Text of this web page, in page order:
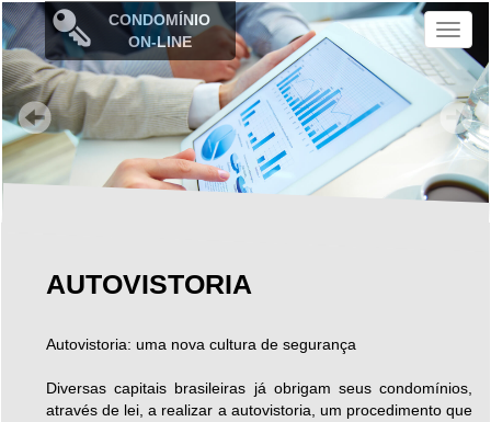
CONDOMÍNIO
ON-LINE
M
e
u
AUTOVISTORIA
Autovistoria: uma nova cultura de segurança
Diversas capitais brasileiras já obrigam seus condomínios,
através de lei, a realizar a autovistoria, um procedimento que